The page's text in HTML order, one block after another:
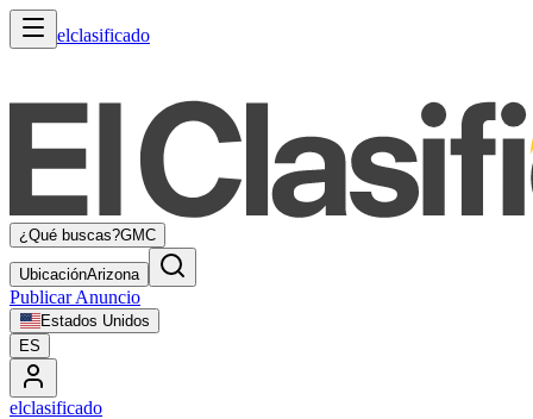
elclasificado
¿Qué buscas?GMC
UbicaciónArizona
Publicar Anuncio
Estados Unidos
ES
elclasificado